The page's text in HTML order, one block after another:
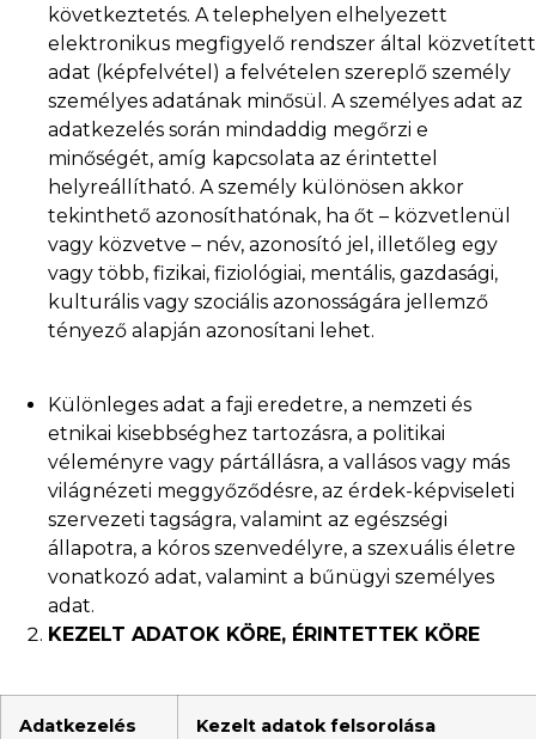
következtetés. A telephelyen elhelyezett
elektronikus megfigyelő rendszer által közvetített
adat (képfelvétel) a felvételen szereplő személy
személyes adatának minősül. A személyes adat az
adatkezelés során mindaddig megőrzi e
minőségét, amíg kapcsolata az érintettel
helyreállítható. A személy különösen akkor
tekinthető azonosíthatónak, ha őt – közvetlenül
vagy közvetve – név, azonosító jel, illetőleg egy
vagy több, fizikai, fiziológiai, mentális, gazdasági,
kulturális vagy szociális azonosságára jellemző
tényező alapján azonosítani lehet.
Különleges adat a faji eredetre, a nemzeti és
etnikai kisebbséghez tartozásra, a politikai
véleményre vagy pártállásra, a vallásos vagy más
világnézeti meggyőződésre, az érdek-képviseleti
szervezeti tagságra, valamint az egészségi
állapotra, a kóros szenvedélyre, a szexuális életre
vonatkozó adat, valamint a bűnügyi személyes
adat.
KEZELT ADATOK KÖRE, ÉRINTETTEK KÖRE
Adatkezelés
Kezelt adatok felsorolása